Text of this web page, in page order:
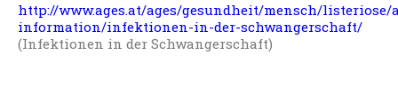
http://www.ages.at/ages/gesundheit/mensch/listeriose/
information/infektionen-in-der-schwangerschaft/
(Infektionen in der Schwangerschaft)